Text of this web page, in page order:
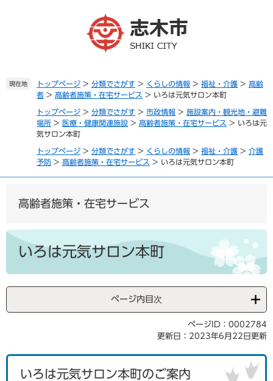
現在地 トップページ > 分類でさがす > くらしの情報 > 福祉・介護 > 高齢
者 > 高齢者施策・在宅サービス > いろは元気サロン本町
トップページ > 分類でさがす > 市政情報 > 施設案内・観光地・避難
場所 > 医療・健康関連施設 > 高齢者施策・在宅サービス > いろは元
気サロン本町
トップページ > 分類でさがす > くらしの情報 > 福祉・介護 > 介護
予防 > 高齢者施策・在宅サービス > いろは元気サロン本町
高齢者施策・在宅サービス
本
いろは元気サロン本町
ページ内目次
ページID：0002784
更新日：2023年6月22日更新
いろは元気サロン本町のご案内